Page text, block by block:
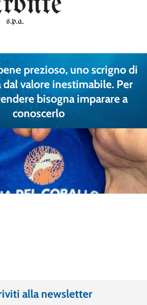
prezioso, unoscrignodi
dalvalore inestimabile. Per
bisogna impararea
conoscerlo
alla newsletter